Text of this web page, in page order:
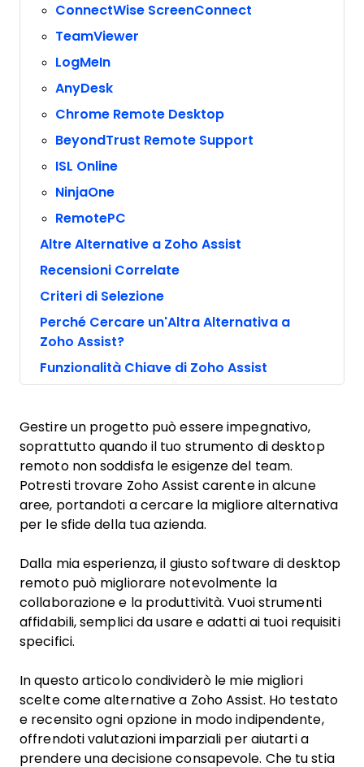
ConnectWise ScreenConnect
TeamViewer
LogMeIn
AnyDesk
Chrome Remote Desktop
BeyondTrust Remote Support
ISL Online
NinjaOne
RemotePC
Altre Alternative a Zoho Assist
Recensioni Correlate
Criteri di Selezione
Perché Cercare un'Altra Alternativa a
Zoho Assist?
Funzionalità Chiave di Zoho Assist
Gestire un progetto può essere impegnativo,
soprattutto quando il tuo strumento di desktop
remoto non soddisfa le esigenze del team.
Potresti trovare Zoho Assist carente in alcune
aree, portandoti a cercare la migliore alternativa
per le sfide della tua azienda.
Dalla mia esperienza, il giusto software di desktop
remoto può migliorare notevolmente la
collaborazione e la produttività. Vuoi strumenti
affidabili, semplici da usare e adatti ai tuoi requisiti
specifici.
In questo articolo condividerò le mie migliori
scelte come alternative a Zoho Assist. Ho testato
e recensito ogni opzione in modo indipendente,
offrendoti valutazioni imparziali per aiutarti a
prendere una decisione consapevole. Che tu stia